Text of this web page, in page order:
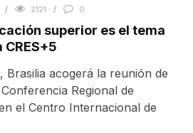
2121 0
superior es el tema
Brasilia acogerá la reunión de
Regional de
el Centro Internacional de